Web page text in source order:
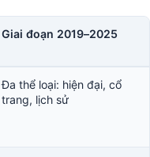
Giai đoạn 2019–2025
Đa thể loại: hiện đại, cổ
trang, lịch sử